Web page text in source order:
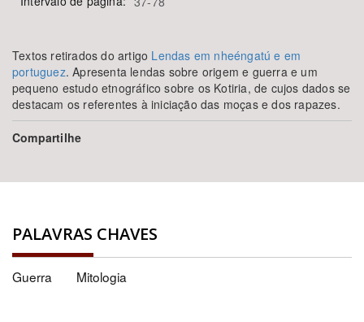
Textos retirados do artigo Lendas em nheéngatú e em
portuguez.Apresenta lendas sobre origem e guerra e um
pequeno estudo etnográfico sobre os Kotiria, de cujos dados se
destacam os referentes à iniciação das moças e dos rapazes.
Compartilhe
PALAVRAS CHAVES
Guerra Mitologia